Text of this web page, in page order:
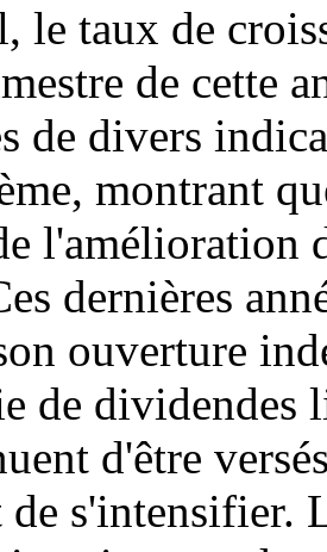
le taux de
de cette
de divers
montrant
l'amélioration
dernières
ouverture
de
d'être
s'intensifier.